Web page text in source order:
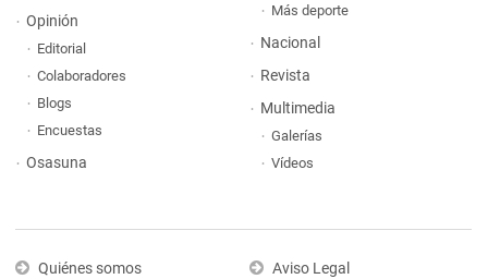
Opinión
Editorial
Colaboradores
Blogs
Encuestas
Osasuna
Más deporte
Nacional
Revista
Multimedia
Galerías
Vídeos
Quiénes somos
Aviso Legal